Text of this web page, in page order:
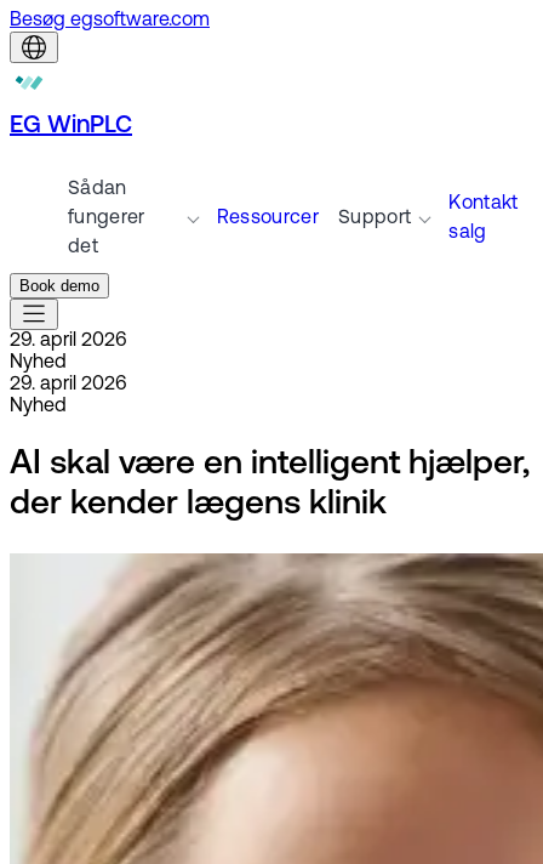
Besøg egsoftware.com
EG WinPLC
Sådan
fungerer
det
Ressourcer Support
Kontakt
salg
Book demo
29. april 2026
Nyhed
29. april 2026
Nyhed
AI skal være en intelligent hjælper,
der kender lægens klinik